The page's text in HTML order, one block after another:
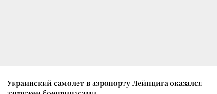
Украинский самолет в аэропорту Лейпцига оказался